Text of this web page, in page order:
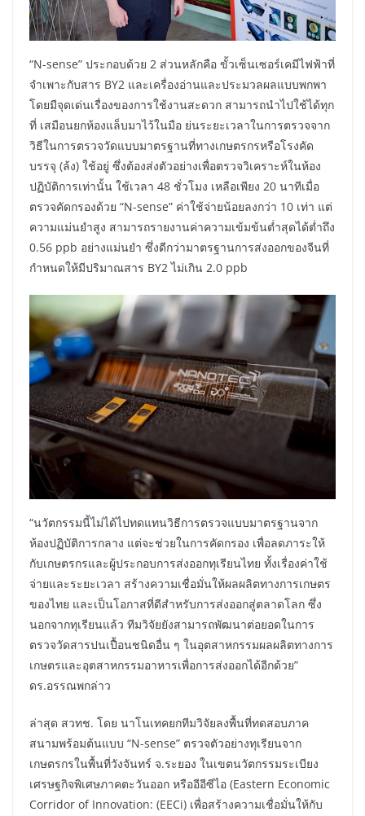
“N-sense” ประกอบด้วย 2 ส่วนหลักคือ ขั้วเซ็นเซอร์เคมีไฟฟ้าที่
จำเพาะกับสาร BY2 และเครื่องอ่านและประมวลผลแบบพกพา
โดยมีจุดเด่นเรื่องของการใช้งานสะดวก สามารถนำไปใช้ได้ทุก
ที่ เสมือนยกห้องแล็บมาไว้ในมือ ย่นระยะเวลาในการตรวจจาก
วิธีในการตรวจวัดแบบมาตรฐานที่ทางเกษตรกรหรือโรงคัด
บรรจุ (ล้ง) ใช้อยู่ ซึ่งต้องส่งตัวอย่างเพื่อตรวจวิเคราะห์ในห้อง
ปฏิบัติการเท่านั้น ใช้เวลา 48 ชั่วโมง เหลือเพียง 20 นาทีเมื่อ
ตรวจคัดกรองด้วย “N-sense” ค่าใช้จ่ายน้อยลงกว่า 10 เท่า แต่
ความแม่นยำสูง สามารถรายงานค่าความเข้มข้นต่ำสุดได้ต่ำถึง
0.56 ppb อย่างแม่นยำ ซึ่งดีกว่ามาตรฐานการส่งออกของจีนที่
กำหนดให้มีปริมาณสาร BY2 ไม่เกิน 2.0 ppb
“นวัตกรรมนี้ไม่ได้ไปทดแทนวิธีการตรวจแบบมาตรฐานจาก
ห้องปฏิบัติการกลาง แต่จะช่วยในการคัดกรอง เพื่อลดภาระให้
กับเกษตรกรและผู้ประกอบการส่งออกทุเรียนไทย ทั้งเรื่องค่าใช้
จ่ายและระยะเวลา สร้างความเชื่อมั่นให้ผลผลิตทางการเกษตร
ของไทย และเป็นโอกาสที่ดีสำหรับการส่งออกสู่ตลาดโลก ซึ่ง
นอกจากทุเรียนแล้ว ทีมวิจัยยังสามารถพัฒนาต่อยอดในการ
ตรวจวัดสารปนเปื้อนชนิดอื่น ๆ ในอุตสาหกรรมผลผลิตทางการ
เกษตรและอุตสาหกรรมอาหารเพื่อการส่งออกได้อีกด้วย”
ดร.อรรณพกล่าว
ล่าสุด สวทช. โดย นาโนเทคยกทีมวิจัยลงพื้นที่ทดสอบภาค
สนามพร้อมต้นแบบ “N-sense” ตรวจตัวอย่างทุเรียนจาก
เกษตรกรในพื้นที่วังจันทร์ จ.ระยอง ในเขตนวัตกรรมระเบียง
เศรษฐกิจพิเศษภาคตะวันออก หรืออีอีซีไอ (Eastern Economic
Corridor of Innovation: (EECi) เพื่อสร้างความเชื่อมั่นให้กับ